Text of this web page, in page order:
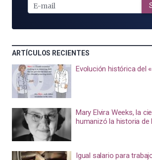
MAIL
ARTÍCULOS RECIENTES
Evolución histórica del
Mary Elvira Weeks, la
humanizó la historia de
Igual salario para